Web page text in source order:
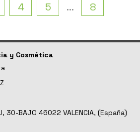
4 5 ... 8
y Cosmética
30-BAJO 46022 VALENCIA, (España)